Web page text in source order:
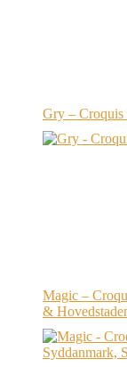
Gry –
Magic –
&